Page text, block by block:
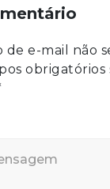
e-mail não
obrigatórios